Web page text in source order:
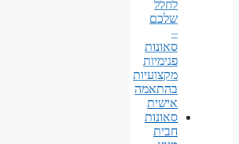
לחלל
שלכם
–
סאונות
פנימיות
מקצועיות
בהתאמה
אישית
סאונות
חבית